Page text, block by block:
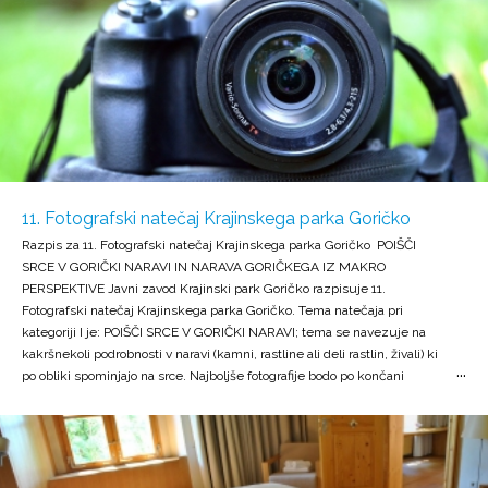
besedil, zahtevno delo s preglednicami, osnovno poznavanje
operacijskih sistemov in osnovno računalniško oblikovanje, poznavanje
predpisov s področja dejavnosti zavoda, Dodatna potrebna in zaželena
znanja za zasedbo delovnega mesta: znanje projektnega vodenja in
organizacije, komunikacijske sposobnosti, vozniški izpit kategorije B,
opravljen strokovni izpit za opravljanje naravovarstvenega nadzora,
usposobljenost na področju varstva naravne in kulturne dediščine,
prostorskega in regionalnega razvoja ter razvoja podeželja poznavanje
področja zavarovanega območja, celoviti poznavanje področja dela rastlin
in živali na območju Krajinskega parka Goričko. Delovno področje in
naloge: koordiniranje strokovnih nalog z različnih področij dela, vodenje,
odločanje, nadzor in izvajanje nalog v okviru pooblastil s področja dela
oziroma izvajanje aktivnosti s področja mednarodnega sodelovanja,
samostojno oblikovanje najzahtevnejših sistemskih, razvojnih in
programskih rešitev ter drugih najzahtevnejših strokovnih gradiv,
spremljanje stanja in nadzor v prostoru za področje dela z
organiziranjem in vodenjem evidenc, druge naloge po navodilu
nadrejene osebe. Strokovna usposobljenost kandidatov se bo presojala
kandidatom bo sklenjeno delovno razmerje za določen čas - čas
nadomeščanja, zaradi razporeditve delavke iz mesta visokega
naravovarstvenega svetnika na drugo delovno mesto – direktorice
11. Fotografski natečaj Krajinskega parka Goričko
Razpis za 11. Fotografski natečaj Krajinskega parka Goričko POIŠČI
SRCE V GORIČKI NARAVI IN NARAVA GORIČKEGA IZ MAKRO
PERSPEKTIVE Javni zavod Krajinski park Goričko razpisuje 11.
Fotografski natečaj Krajinskega parka Goričko. Tema natečaja pri
kategoriji I je: POIŠČI SRCE V GORIČKI NARAVI; tema se navezuje na
kakršnekoli podrobnosti v naravi (kamni, rastline ali deli rastlin, živali) ki
po obliki spominjajo na srce. Najboljše fotografije bodo po končani
Radenci. Tema natečaja pri kategoriji II je: NARAVA GORIČKEGA IZ
MAKRO PERSPEKTIVE; tema se navezuje makro fotografijo narave
(žuželke, pajki, dvoživke, detajli rastlin in živali...) Na natečaju lahko
sodelujejo vsi, ki se ljubiteljsko ali profesionalno ukvarjajo s fotografijo